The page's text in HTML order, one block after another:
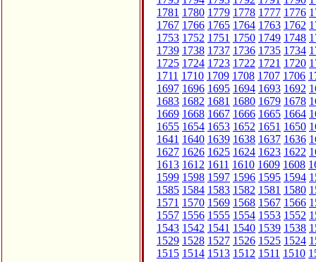
1781 1780 1779 1778 1777 1776
1767 1766 1765 1764 1763 1762
1753 1752 1751 1750 1749 1748
1739 1738 1737 1736 1735 1734
1725 1724 1723 1722 1721 1720
1711 1710 1709 1708 1707 1706
1697 1696 1695 1694 1693 1692
1683 1682 1681 1680 1679 1678
1669 1668 1667 1666 1665 1664
1655 1654 1653 1652 1651 1650
1641 1640 1639 1638 1637 1636
1627 1626 1625 1624 1623 1622
1613 1612 1611 1610 1609 1608
1599 1598 1597 1596 1595 1594
1585 1584 1583 1582 1581 1580
1571 1570 1569 1568 1567 1566
1557 1556 1555 1554 1553 1552
1543 1542 1541 1540 1539 1538
1529 1528 1527 1526 1525 1524
1515 1514 1513 1512 1511 1510